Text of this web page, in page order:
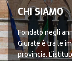
CHI SIAMO
Fondato negli
Giurate è tra le
provincia.